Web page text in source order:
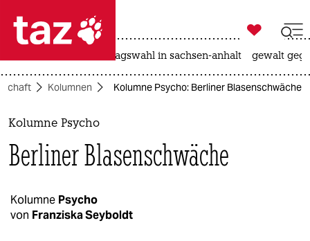
 taz zahl ich
taz zahl ich
themen
politik
gesellschaft

taz zahl ich
landtagswahl in sachsen-anhalt gewalt
Kolumnen Kolumne Psycho: Berliner Blasenschwäche
Kolumne Psycho
Berliner Blasenschwäche
Kolumne Psycho
von Franziska Seyboldt